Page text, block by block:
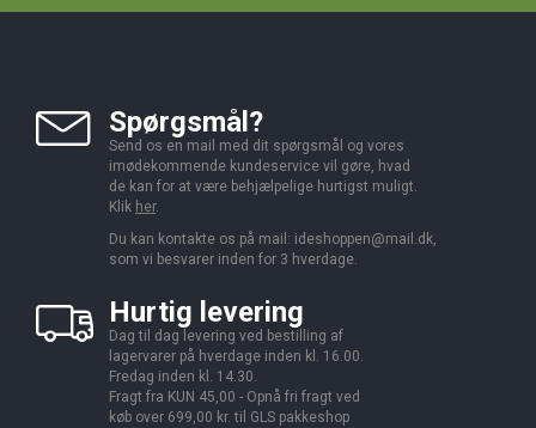
Spørgsmål?
Send os en mail med dit spørgsmål og vores
imødekommende kundeservice vil gøre, hvad
de kan for at være behjælpelige hurtigst muligt.
Klik her.
Du kan kontakte os på mail: ideshoppen@mail.dk,
som vi besvarer inden for 3 hverdage.
Hurtig levering
Dag til dag levering ved bestilling af
lagervarer på hverdage inden kl. 16.00.
Fredag inden kl. 14.30.
Fragt fra KUN 45,00 - Opnå fri fragt ved
køb over 699,00 kr. til GLS pakkeshop